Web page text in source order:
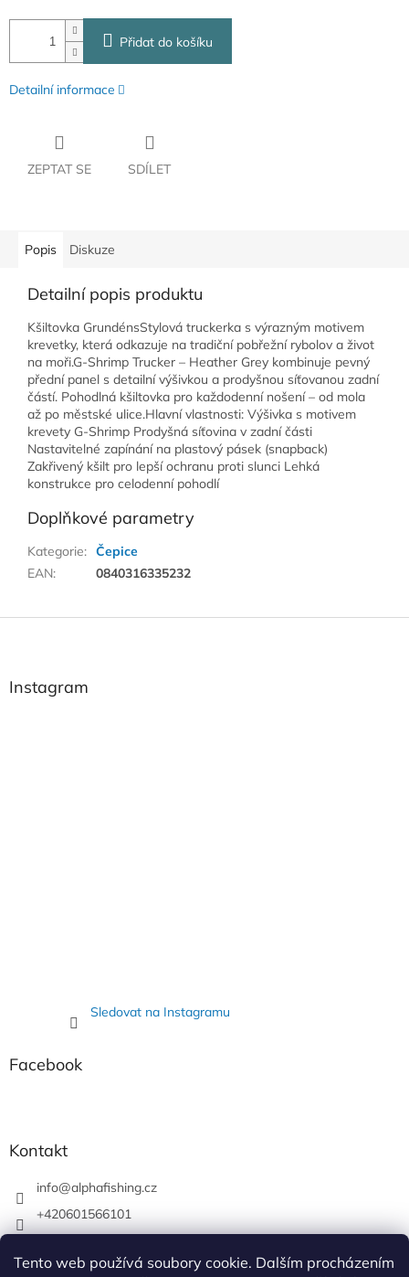
Tento web používá soubory cookie. Dalším procházením
Přidat do košíku
Detailní informace
ZEPTAT SE SDÍLET
Popis Diskuze
Detailní popis produktu
Kšiltovka GrundénsStylová truckerka s výrazným motivem
krevetky, která odkazuje na tradiční pobřežní rybolov a život
na moři.G-Shrimp Trucker – Heather Grey kombinuje pevný
přední panel s detailní výšivkou a prodyšnou síťovanou zadní
částí. Pohodlná kšiltovka pro každodenní nošení – od mola
až po městské ulice.Hlavní vlastnosti: Výšivka s motivem
krevety G-Shrimp Prodyšná síťovina v zadní části
Nastavitelné zapínání na plastový pásek (snapback)
Zakřivený kšilt pro lepší ochranu proti slunci Lehká
konstrukce pro celodenní pohodlí
Doplňkové parametry
Kategorie: Čepice
EAN: 0840316335232
Instagram
Sledovat na Instagramu
Facebook
Kontakt
info@alphafishing.cz
+420601566101
alphafishing.cz